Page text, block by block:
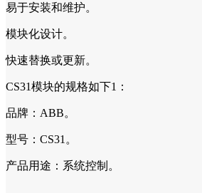
易于安装和维护。
模块化设计。
快速替换或更新。
CS31模块的规格如下1：
品牌：ABB。
型号：CS31。
产品用途：系统控制。